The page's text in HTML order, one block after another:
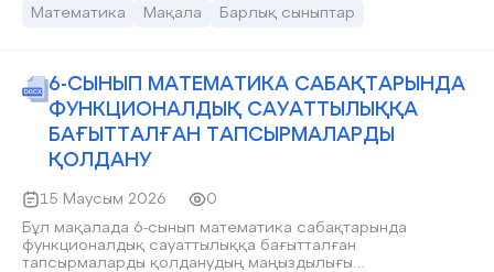
оқыту, тәрбиелеу, дамыту және бақылау болып табылады.
жеке бас қабілеттерін дамытуға бірден-бір себепші
болатын басты құрал. Олимпиадалық есеп термині
есепті классификациялау нәтижесінде емес,
олимпиадалық жұмыстың мәтінін құру үшін есептің
ерекше түрлерін қолдану практикасы нәтижесінде
пайда болған. Математикада олимпиадалық есеп деп
стандартты емес, қиындығы жоғары деңгейдегі
есептерді түсінеді.
Математика Мақала Барлық сыныптар
6-СЫНЫП МАТЕМАТИКА САБАҚТАРЫНДА
ФУНКЦИОНАЛДЫҚ САУАТТЫЛЫҚҚА
БАҒЫТТАЛҒАН ТАПСЫРМАЛАРДЫ
ҚОЛДАНУ
15 Маусым 2026
0
Бұл мақалада 6-сынып математика сабақтарында
функционалдық сауаттылыққа бағытталған
тапсырмаларды қолданудың маңыздылығы